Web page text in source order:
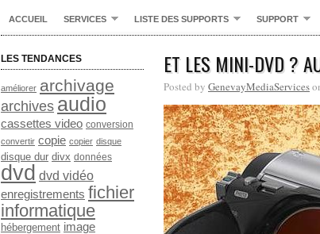
ACCUEIL SERVICES LISTE DES SUPPORTS SUPPORT
LES TENDANCES
améliorer archivage
archives audio
cassettes video conversion
convertir copie copier disque
disque dur divx données
dvd dvd vidéo
enregistrements fichier
informatique
hébergement image
ET LES MINI-DVD ?
Posted by GenevayMediaServices